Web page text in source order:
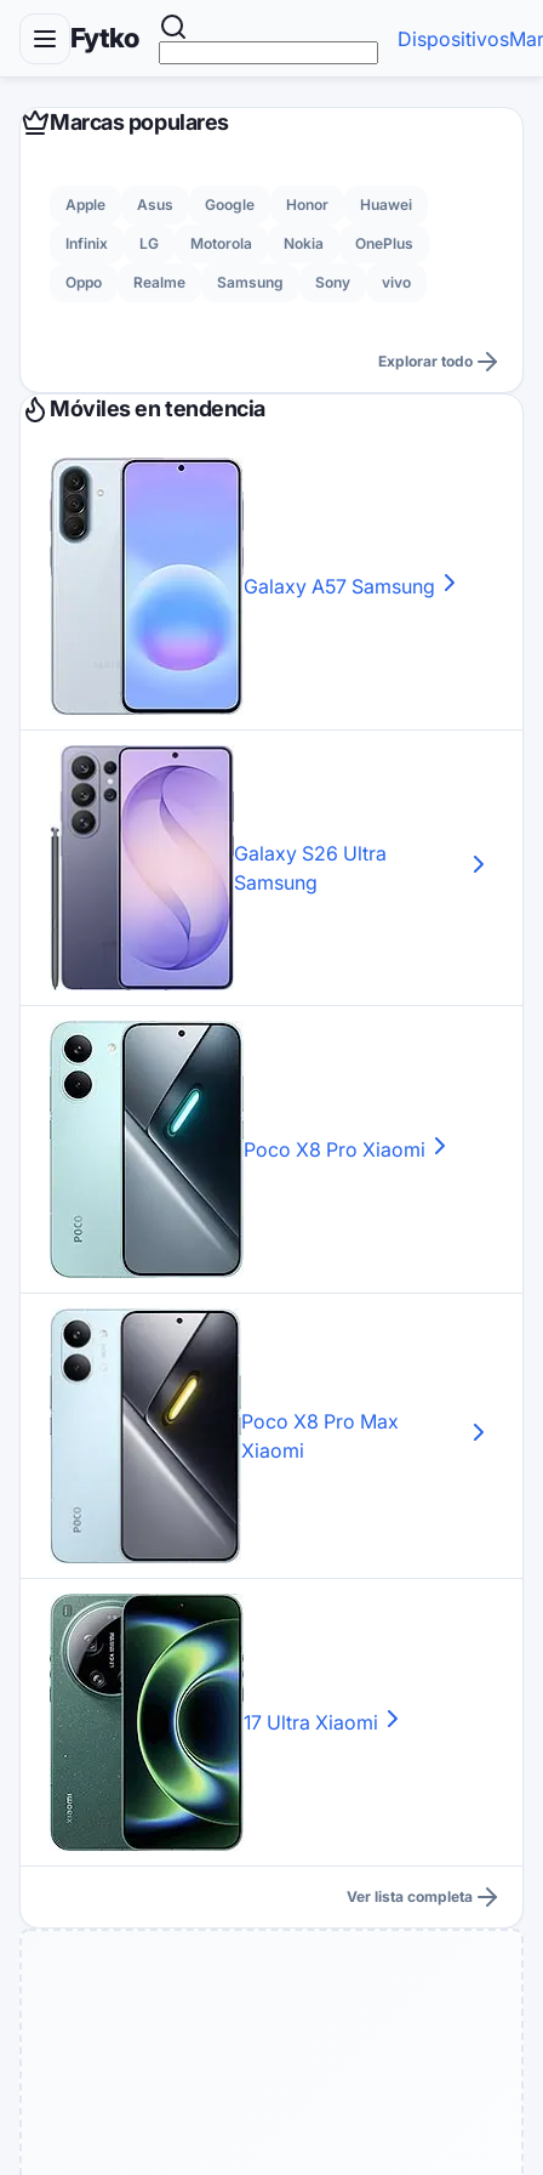
Fytko Dispositivos
Marcas populares
Apple Asus Google Honor Huawei
Infinix LG Motorola Nokia OnePlus
Oppo Realme Samsung Sony vivo
Explorar todo
Móviles en tendencia
Galaxy A57 Samsung
Galaxy S26 Ultra
Samsung
Poco X8 Pro Xiaomi
Poco X8 Pro Max
Xiaomi
17 Ultra Xiaomi
Ver lista completa